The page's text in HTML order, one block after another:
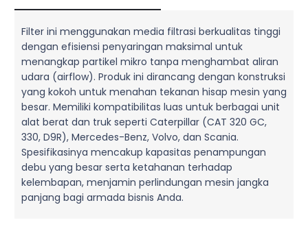
Filter ini menggunakan media filtrasi berkualitas tinggi
dengan efisiensi penyaringan maksimal untuk
menangkap partikel mikro tanpa menghambat aliran
udara (airflow). Produk ini dirancang dengan konstruksi
yang kokoh untuk menahan tekanan hisap mesin yang
besar. Memiliki kompatibilitas luas untuk berbagai unit
alat berat dan truk seperti Caterpillar (CAT 320 GC,
330, D9R), Mercedes-Benz, Volvo, dan Scania.
Spesifikasinya mencakup kapasitas penampungan
debu yang besar serta ketahanan terhadap
kelembapan, menjamin perlindungan mesin jangka
panjang bagi armada bisnis Anda.